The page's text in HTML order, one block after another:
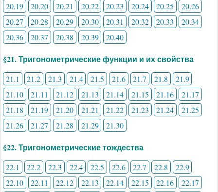
20.19
20.20 20.21 20.22 20.23 20.24 20.25
20.26
20.27
20.28 20.29 20.30 20.31 20.32 20.33
20.34
20.36
20.37 20.38 20.39 20.40
§21. Тригонометрические функции и их свойства
21.1 21.2 21.3 21.4 21.5 21.6 21.7 21.8
21.9
21.10
21.11 21.12 21.13 21.14 21.15 21.16
21.17
21.18
21.19 21.20 21.21 21.22 21.23 21.24
21.25
21.26
21.27 21.28 21.29 21.30
§22. Тригонометрические тождества
22.1 22.2 22.3 22.4 22.5 22.6 22.7 22.8
22.9
22.10
22.11 22.12 22.13 22.14 22.15 22.16
22.17